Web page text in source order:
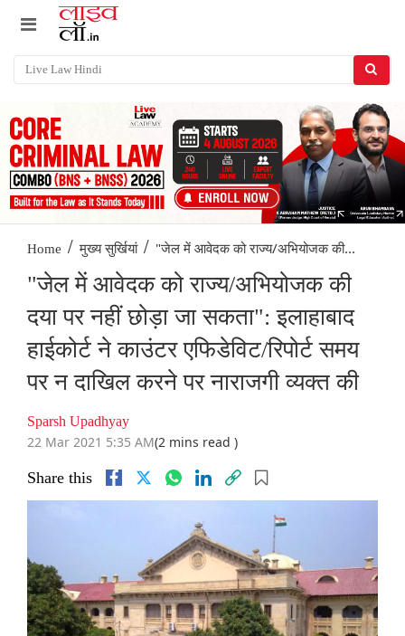
Home / मुख्य सुर्खियां / "जेल में आवेदक को राज्य/अभियोजक की...
"जेल में आवेदक को राज्य/अभियोजक की
दया पर नहीं छोड़ा जा सकता": इलाहाबाद
हाईकोर्ट ने काउंटर एफिडेविट/रिपोर्ट समय
पर न दाखिल करने पर नाराजगी व्यक्त की
Sparsh Upadhyay
22 Mar 2021 5:35 AM(2 mins read )
Share this